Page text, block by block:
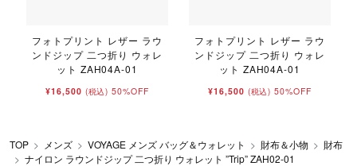
フォトプリント レザー ラウ
ンドジップ 二つ折り ウォレ
ット ZAH04A-01
¥16,500 (税込) 50%OFF
フォトプリント レザー ラウ
ンドジップ 二つ折り ウォレ
ット ZAH04A-01
¥16,500 (税込) 50%OFF
TOP メンズ VOYAGE メンズ バッグ＆ウォレット 財布＆小物
財布
ナイロン ラウンドジップ 二つ折り ウォレット ”Trip” ZAH02-01